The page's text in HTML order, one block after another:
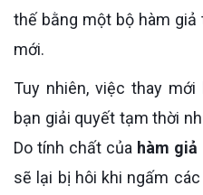
thế bằng một bộ hàm
mới.
Tuy nhiên, việc thay mới hàm giả tháo lắp chỉ giúp
bạn giải quyết tạm thời
Do tính chất của hàm
sẽ lại bị hôi khi ngấm